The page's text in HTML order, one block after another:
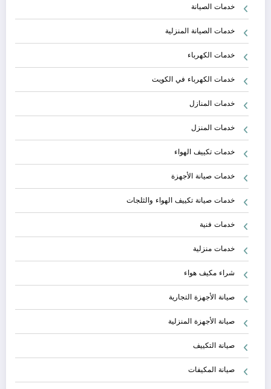
خدمات الصيانة
خدمات الصيانة المنزلية
خدمات الكهرباء
خدمات الكهرباء في الكويت
خدمات المنازل
خدمات المنزل
خدمات تكييف الهواء
خدمات صيانة الأجهزة
خدمات صيانة تكييف الهواء والثلجات
خدمات فنية
خدمات منزلية
شراء مكيف هواء
صيانة الأجهزة التجارية
صيانة الأجهزة المنزلية
صيانة التكييف
صيانة المكيفات